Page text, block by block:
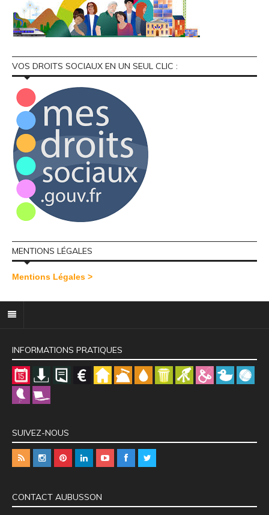
VOS DROITS SOCIAUX EN UN SEUL CLIC :
MENTIONS LÉGALES
Mentions Légales >
INFORMATIONS PRATIQUES
SUIVEZ-NOUS
CONTACT AUBUSSON